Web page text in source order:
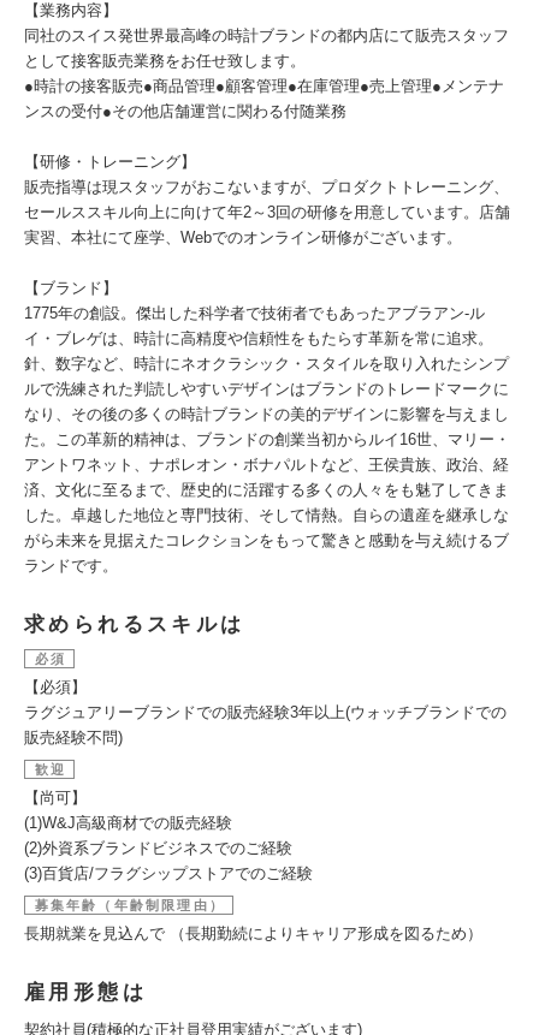
【業務内容】
同社のスイス発世界最高峰の時計ブランドの都内店にて販売スタッフ
として接客販売業務をお任せ致します。
●時計の接客販売●商品管理●顧客管理●在庫管理●売上管理●メンテナ
ンスの受付●その他店舗運営に関わる付随業務
【研修・トレーニング】
販売指導は現スタッフがおこないますが、プロダクトトレーニング、
セールススキル向上に向けて年2～3回の研修を用意しています。店舗
実習、本社にて座学、Webでのオンライン研修がございます。
【ブランド】
1775年の創設。傑出した科学者で技術者でもあったアブラアン-ル
イ・ブレゲは、時計に高精度や信頼性をもたらす革新を常に追求。
針、数字など、時計にネオクラシック・スタイルを取り入れたシンプ
ルで洗練された判読しやすいデザインはブランドのトレードマークに
なり、その後の多くの時計ブランドの美的デザインに影響を与えまし
た。この革新的精神は、ブランドの創業当初からルイ16世、マリー・
アントワネット、ナポレオン・ボナパルトなど、王侯貴族、政治、経
済、文化に至るまで、歴史的に活躍する多くの人々をも魅了してきま
した。卓越した地位と専門技術、そして情熱。自らの遺産を継承しな
がら未来を見据えたコレクションをもって驚きと感動を与え続けるブ
ランドです。
求められるスキルは
必須
【必須】
ラグジュアリーブランドでの販売経験3年以上(ウォッチブランドでの
販売経験不問)
歓迎
【尚可】
(1)W&J高級商材での販売経験
(2)外資系ブランドビジネスでのご経験
(3)百貨店/フラグシップストアでのご経験
募集年齢（年齢制限理由）
長期就業を見込んで （長期勤続によりキャリア形成を図るため）
雇用形態は
契約社員(積極的な正社員登用実績がございます)